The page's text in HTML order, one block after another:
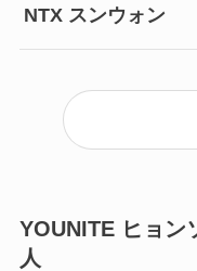
NTX スンウォン
YOUNITE ヒョン
人